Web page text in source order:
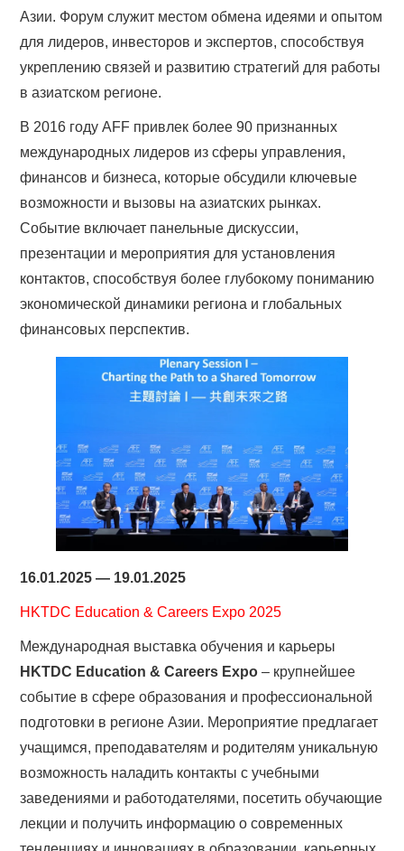
Азии. Форум служит местом обмена идеями и опытом
для лидеров, инвесторов и экспертов, способствуя
укреплению связей и развитию стратегий для работы
в азиатском регионе.
В 2016 году AFF привлек более 90 признанных
международных лидеров из сферы управления,
финансов и бизнеса, которые обсудили ключевые
возможности и вызовы на азиатских рынках.
Событие включает панельные дискуссии,
презентации и мероприятия для установления
контактов, способствуя более глубокому пониманию
экономической динамики региона и глобальных
финансовых перспектив.
16.01.2025 — 19.01.2025
HKTDC Education & Careers Expo 2025
Международная выставка обучения и карьеры
HKTDC Education & Careers Expo – крупнейшее
событие в сфере образования и профессиональной
подготовки в регионе Азии. Мероприятие предлагает
учащимся, преподавателям и родителям уникальную
возможность наладить контакты с учебными
заведениями и работодателями, посетить обучающие
лекции и получить информацию о современных